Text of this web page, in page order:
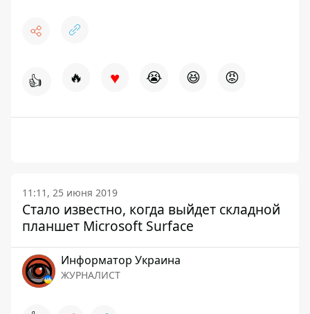
👍 🔥 ♥ 😭 😆 😡
11:11, 25 июня 2019
Стало известно, когда выйдет складной
планшет Microsoft Surface
Информатор Украина
ЖУРНАЛИСТ